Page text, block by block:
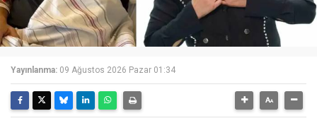
Yayınlanma: 09 Ağustos 2026 Pazar 01:34